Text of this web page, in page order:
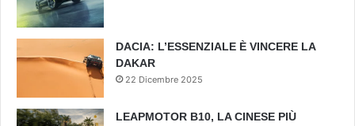
DACIA: L’ESSENZIALE È VINCERE LA
DAKAR
22 Dicembre 2025
LEAPMOTOR B10, LA CINESE PIÙ